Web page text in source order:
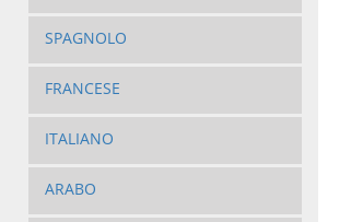
SPAGNOLO
FRANCESE
ITALIANO
ARABO